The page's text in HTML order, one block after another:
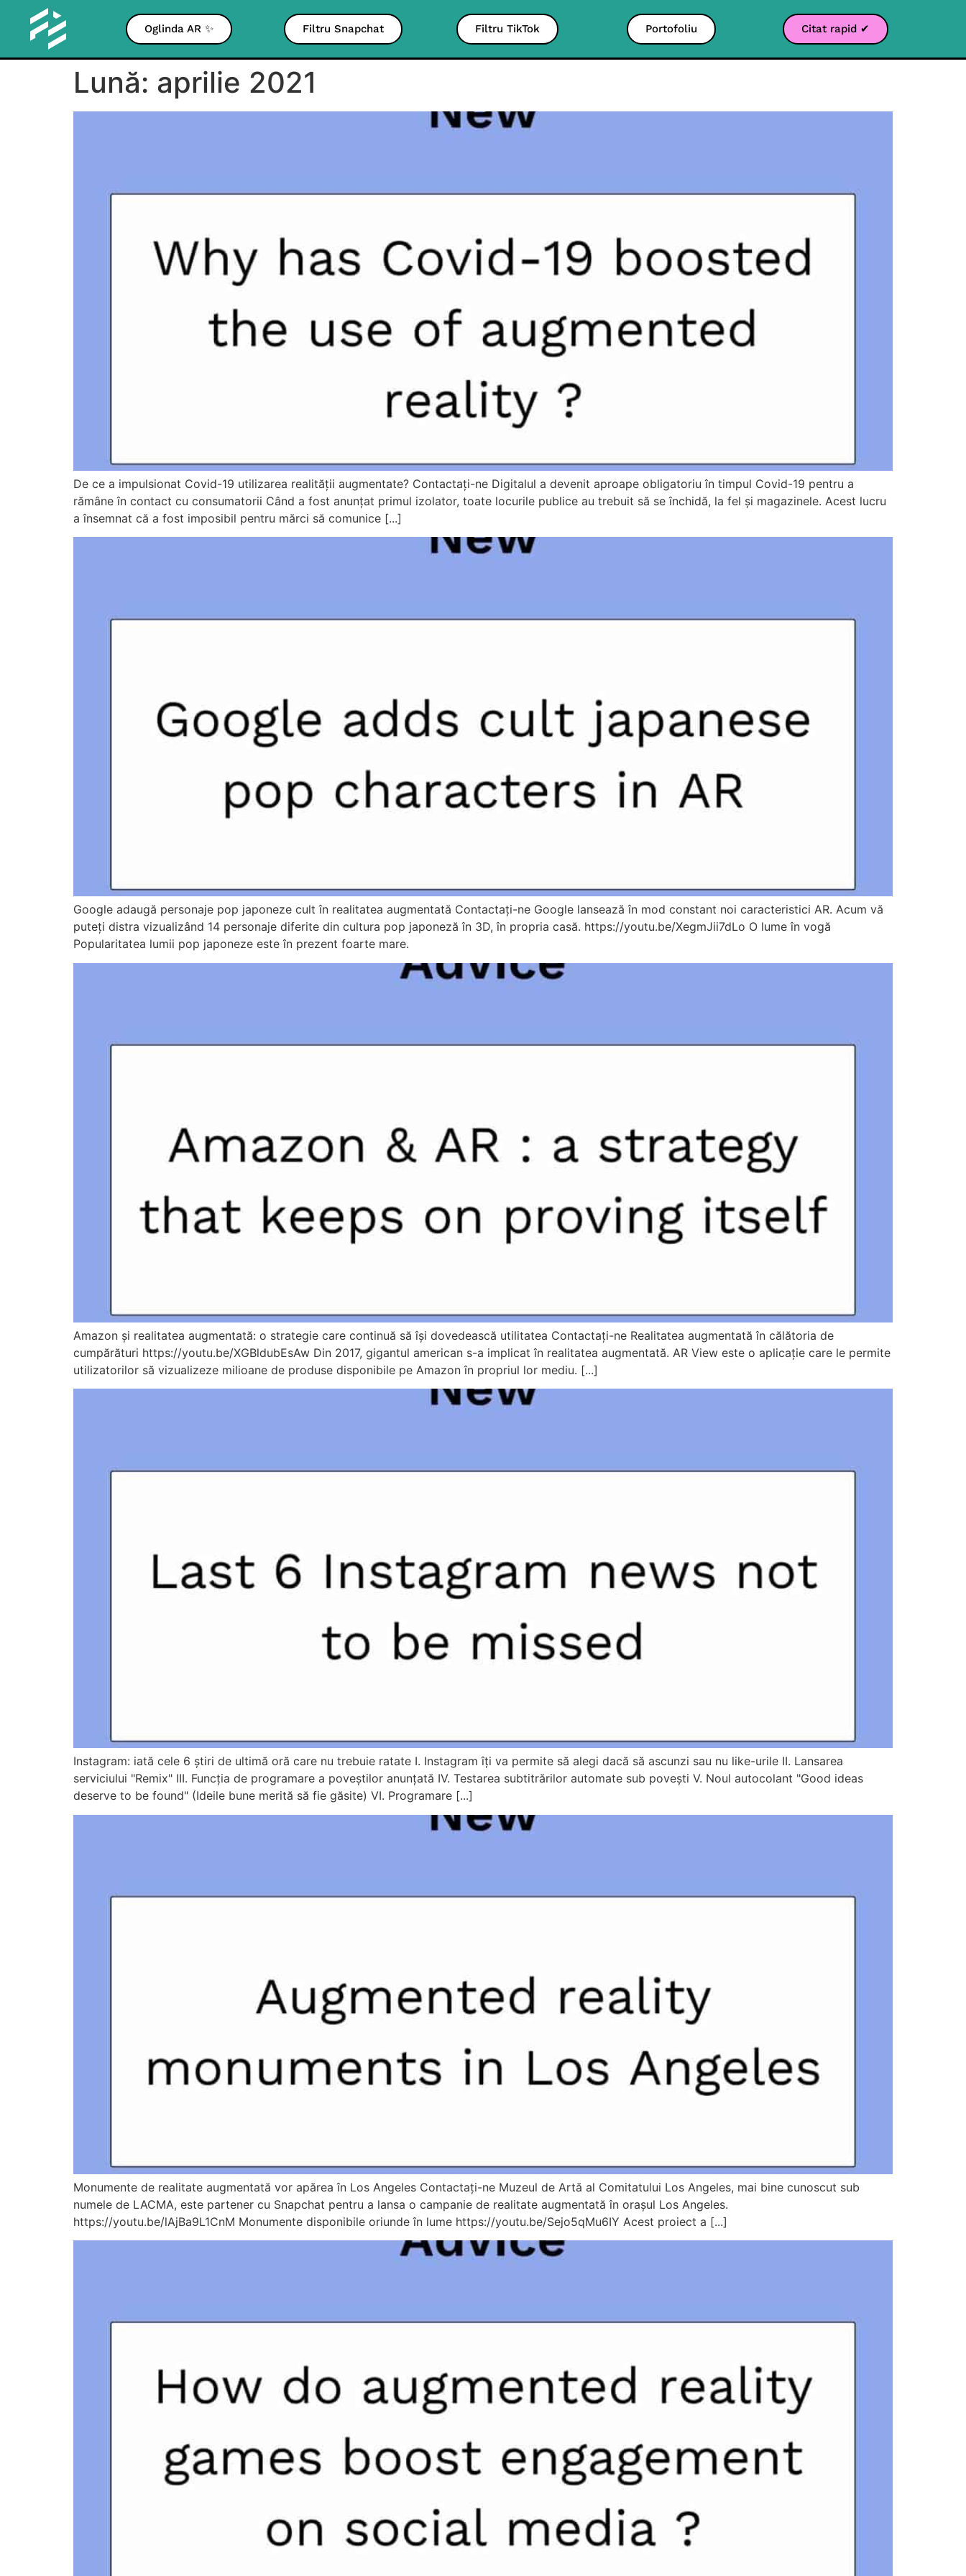
Oglinda AR ✨ Filtru Snapchat Filtru TikTok Portofoliu Citat rapid ✔
Lună: aprilie 2021
De ce a impulsionat Covid-19 utilizarea realității augmentate? Contactați-ne Digitalul a devenit aproape obligatoriu în timpul Covid-19 pentru a
rămâne în contact cu consumatorii Când a fost anunțat primul izolator, toate locurile publice au trebuit să se închidă, la fel și magazinele. Acest lucru
a însemnat că a fost imposibil pentru mărci să comunice [...]
Google adaugă personaje pop japoneze cult în realitatea augmentată Contactați-ne Google lansează în mod constant noi caracteristici AR. Acum vă
puteți distra vizualizând 14 personaje diferite din cultura pop japoneză în 3D, în propria casă. https://youtu.be/XegmJii7dLo O lume în vogă
Popularitatea lumii pop japoneze este în prezent foarte mare.
Amazon și realitatea augmentată: o strategie care continuă să își dovedească utilitatea Contactați-ne Realitatea augmentată în călătoria de
cumpărături https://youtu.be/XGBldubEsAw Din 2017, gigantul american s-a implicat în realitatea augmentată. AR View este o aplicație care le permite
utilizatorilor să vizualizeze milioane de produse disponibile pe Amazon în propriul lor mediu. [...]
Instagram: iată cele 6 știri de ultimă oră care nu trebuie ratate I. Instagram îți va permite să alegi dacă să ascunzi sau nu like-urile II. Lansarea
serviciului "Remix" III. Funcția de programare a poveștilor anunțată IV. Testarea subtitrărilor automate sub povești V. Noul autocolant "Good ideas
deserve to be found" (Ideile bune merită să fie găsite) VI. Programare [...]
Monumente de realitate augmentată vor apărea în Los Angeles Contactați-ne Muzeul de Artă al Comitatului Los Angeles, mai bine cunoscut sub
numele de LACMA, este partener cu Snapchat pentru a lansa o campanie de realitate augmentată în orașul Los Angeles.
https://youtu.be/lAjBa9L1CnM Monumente disponibile oriunde în lume https://youtu.be/Sejo5qMu6IY Acest proiect a [...]